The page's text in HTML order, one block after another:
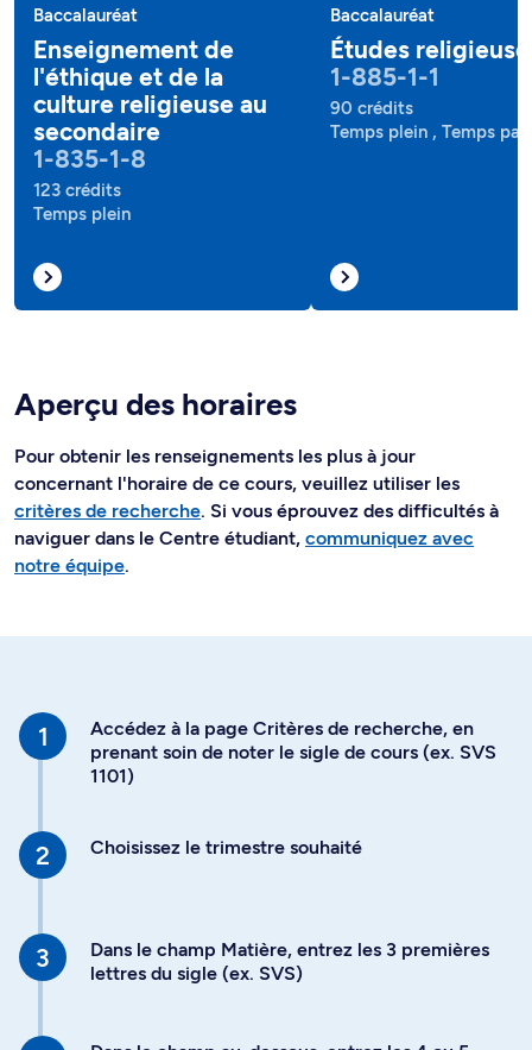
Baccalauréat
Enseignement de
l'éthique et de la
culture religieuse au
secondaire
1-835-1-8
123 crédits
Temps plein
Baccalauréat
Études
1-885-1-1
90 crédits
Temps plein , Temps
Aperçu des horaires
Pour obtenir les renseignements les plus à jour
concernant l'horaire de ce cours, veuillez utiliser les
critères de recherche. Si vous éprouvez des difficultés à
naviguer dans le Centre étudiant, communiquez avec
notre équipe.
Accédez à la page Critères de recherche, en
prenant soin de noter le sigle de cours (ex. SVS
1101)
Choisissez le trimestre souhaité
Dans le champ Matière, entrez les 3 premières
lettres du sigle (ex. SVS)